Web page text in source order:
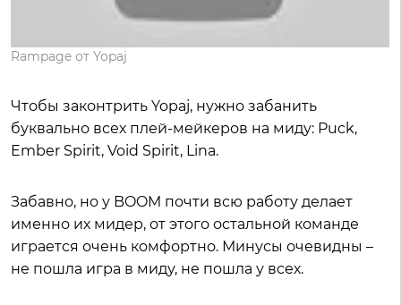
Rampage от Yopaj
Чтобы законтрить Yopaj, нужно забанить
буквально всех плей-мейкеров на миду: Puck,
Ember Spirit, Void Spirit, Lina.
Забавно, но у BOOM почти всю работу делает
именно их мидер, от этого остальной команде
играется очень комфортно. Минусы очевидны –
не пошла игра в миду, не пошла у всех.